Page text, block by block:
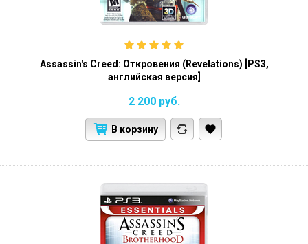
Assassin's Creed: Откровения (Revelations) [PS3,
английская версия]
2 200 руб.
В корзину